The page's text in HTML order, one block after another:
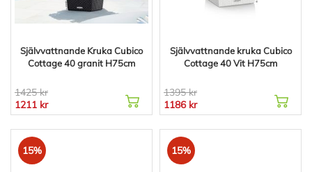
Självvattnande Kruka Cubico
Cottage 40 granit H75cm
1425 kr
1211 kr
Självvattnande kruka Cubico
Cottage 40 Vit H75cm
1395 kr
1186 kr
15% 15%